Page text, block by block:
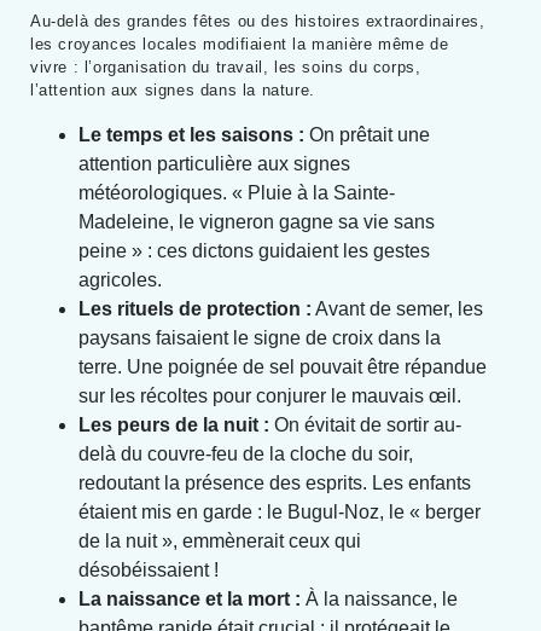
Au-delà des grandes fêtes ou des histoires extraordinaires,
les croyances locales modifiaient la manière même de
vivre : l’organisation du travail, les soins du corps,
l’attention aux signes dans la nature.
Le temps et les saisons : On prêtait une
attention particulière aux signes
météorologiques. « Pluie à la Sainte-
Madeleine, le vigneron gagne sa vie sans
peine » : ces dictons guidaient les gestes
agricoles.
Les rituels de protection : Avant de semer, les
paysans faisaient le signe de croix dans la
terre. Une poignée de sel pouvait être répandue
sur les récoltes pour conjurer le mauvais œil.
Les peurs de la nuit : On évitait de sortir au-
delà du couvre-feu de la cloche du soir,
redoutant la présence des esprits. Les enfants
étaient mis en garde : le Bugul-Noz, le « berger
de la nuit », emmènerait ceux qui
désobéissaient !
La naissance et la mort : À la naissance, le